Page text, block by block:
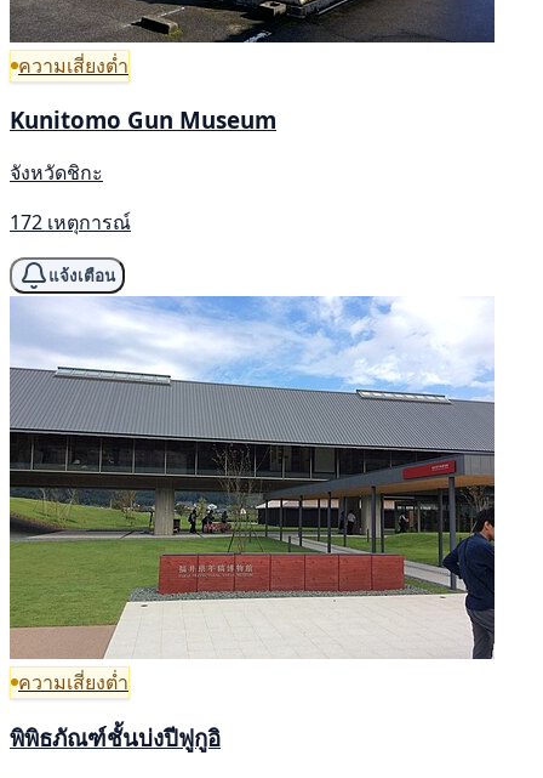
ความเสี่ยงต่ำ
Kunitomo Gun Museum
จังหวัดชิกะ
172 เหตุการณ์
แจ้งเตือน
ความเสี่ยงต่ำ
พิพิธภัณฑ์ชั้นบ่งปีฟูกูอิ